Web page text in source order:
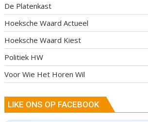
De Platenkast
Hoeksche Waard Actueel
Hoeksche Waard Kiest
Politiek HW
Voor Wie Het Horen Wil
LIKE ONS OP FACEBOOK